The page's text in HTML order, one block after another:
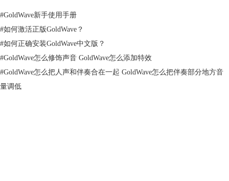
除此之外，也可以直接选择软件上方的快捷按钮进行编辑操作。
#GoldWave新手使用手册
#如何激活正版GoldWave？
#如何正确安装GoldWave中文版？
#GoldWave怎么修饰声音 GoldWave怎么添加特效
#GoldWave怎么把人声和伴奏合在一起 GoldWave怎么把伴奏部分地方音
量调低